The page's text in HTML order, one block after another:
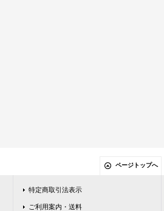
ページトップへ
特定商取引法表示
ご利用案内・送料